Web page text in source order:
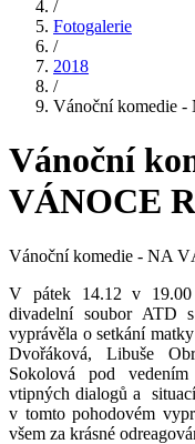
/
Fotogalerie
/
2018
/
Vánoční komedie
Vánoční
VÁNOCE
Vánoční komedie - NA
V pátek 14.12 v
divadelní soubor ATD
vyprávěla o setkání
Dvořáková, Libuše
Sokolová pod
vtipných dialogů a
v tomto pohodovém
všem za krásné